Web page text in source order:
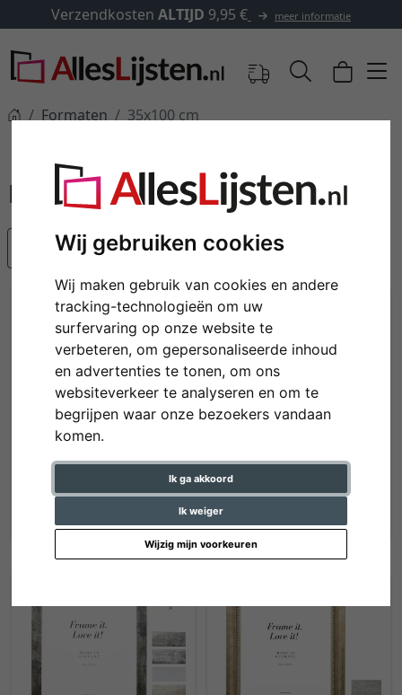
Wij gebruiken cookies
Wij maken gebruik van cookies en andere
tracking-technologieën om uw
surfervaring op onze website te
verbeteren, om gepersonaliseerde inhoud
en advertenties te tonen, om ons
websiteverkeer te analyseren en om te
begrijpen waar onze bezoekers vandaan
komen.
Ik ga akkoord
Ik weiger
Wijzig mijn voorkeuren
VerzendkostenALTIJD9,95 € meer informatie
Formaten 35x100 cm
Populariteit
Houten lijst Autun
vanaf € 123,20 *
Houten lijst Banize
vanaf € 145,30 *